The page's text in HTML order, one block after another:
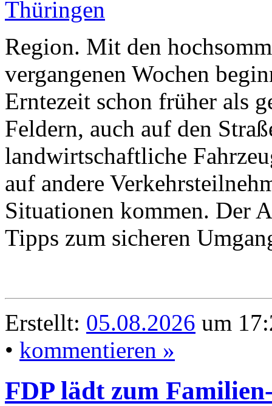
Region. Mit den
vergangenen Wochen
Erntezeit schon früher als
Feldern, auch auf den
landwirtschaftliche
auf andere
Situationen kommen. Der
Tipps zum sicheren
Erstellt: 05.08.2026 um
• kommentieren »
FDP lädt zum